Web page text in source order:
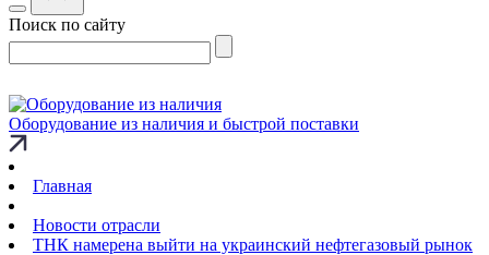
Поиск по сайту
Оборудование из наличия и быстрой поставки
Главная
Новости отрасли
ТНК намерена выйти на украинский нефтегазовый рынок